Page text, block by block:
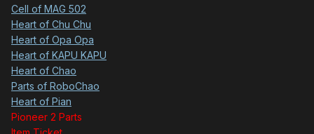
Cell of MAG 502
Heart of Chu Chu
Heart of Opa Opa
Heart of KAPU KAPU
Heart of Chao
Parts of RoboChao
Heart of Pian
Pioneer 2 Parts